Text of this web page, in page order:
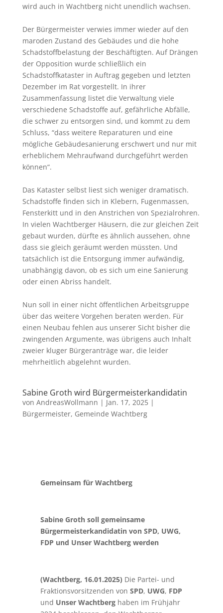
wird auch in Wachtberg nicht unendlich wachsen.
Der Bürgermeister verwies immer wieder auf den
maroden Zustand des Gebäudes und die hohe
Schadstoffbelastung der Beschäftigten. Auf Drängen
der Opposition wurde schließlich ein
Schadstoffkataster in Auftrag gegeben und letzten
Dezember im Rat vorgestellt. In ihrer
Zusammenfassung listet die Verwaltung viele
verschiedene Schadstoffe auf, gefährliche Abfälle,
die schwer zu entsorgen sind, und kommt zu dem
Schluss, “dass weitere Reparaturen und eine
mögliche Gebäudesanierung erschwert und nur mit
erheblichem Mehraufwand durchgeführt werden
können“.
Das Kataster selbst liest sich weniger dramatisch.
Schadstoffe finden sich in Klebern, Fugenmassen,
Fensterkitt und in den Anstrichen von Spezialrohren.
In vielen Wachtberger Häusern, die zur gleichen Zeit
gebaut wurden, dürfte es ähnlich aussehen, ohne
dass sie gleich geräumt werden müssten. Und
tatsächlich ist die Entsorgung immer aufwändig,
unabhängig davon, ob es sich um eine Sanierung
oder einen Abriss handelt.
Nun soll in einer nicht öffentlichen Arbeitsgruppe
über das weitere Vorgehen beraten werden. Für
einen Neubau fehlen aus unserer Sicht bisher die
zwingenden Argumente, was übrigens auch Inhalt
zweier kluger Bürgeranträge war, die leider
mehrheitlich abgelehnt wurden.
Sabine Groth wird Bürgermeisterkandidatin
von AndreasWollmann | Jan. 17, 2025|
Bürgermeister, Gemeinde Wachtberg
Gemeinsam für Wachtberg
Sabine Groth soll gemeinsame
Bürgermeisterkandidatin von SPD, UWG,
FDP und Unser Wachtberg werden
(Wachtberg, 16.01.2025) Die Partei- und
Fraktionsvorsitzenden von SPD, UWG, FDP
und Unser Wachtberghaben im Frühjahr